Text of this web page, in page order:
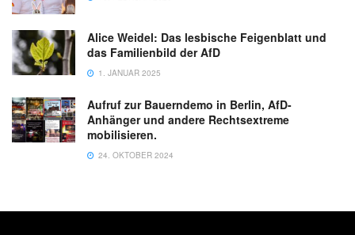
Alice Weidel: Das lesbische Feigenblatt und
das Familienbild der AfD
1. JANUAR 2025
Aufruf zur Bauerndemo in Berlin, AfD-
Anhänger und andere Rechtsextreme
mobilisieren.
24. OKTOBER 2024